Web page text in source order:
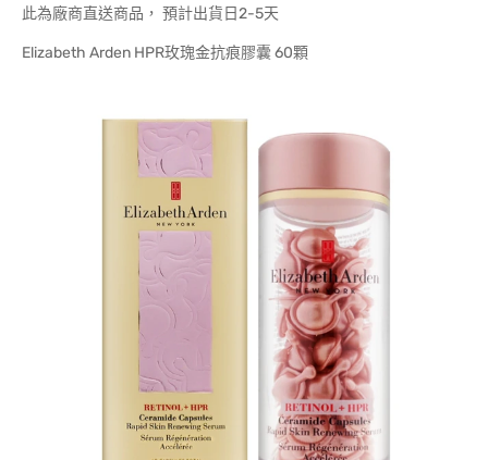
此為廠商直送商品， 預計出貨日2-5天
Elizabeth Arden HPR玫瑰金抗痕膠囊 60顆